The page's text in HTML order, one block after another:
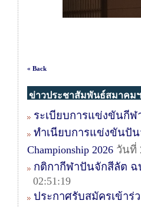
« Back
ข่าวประชาสัมพันธ์สมาคมฯ
ระเบียบการแข่งขันกีฬ
ทำเนียบการแข่งขันปันจั
Championship 2026 วันที่
กติกากีฬาปันจักสีลัต ฉบั
02:51:19
ประกาศรับสมัครเข้า